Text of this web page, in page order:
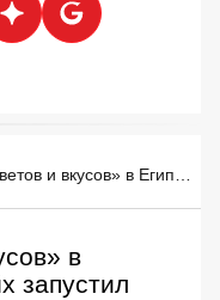
в
запустил